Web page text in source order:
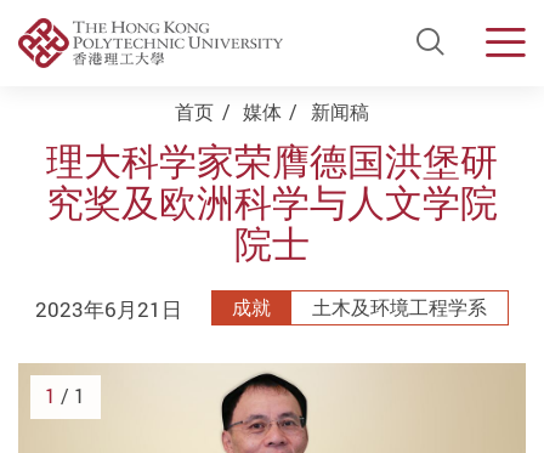
Open
Start main content首页 媒体 新闻稿
理大科学家荣膺德国洪堡研
究奖及欧洲科学与人文学院
院士
2023年6月21日 成就 土木及环境工程学系
1 / 1